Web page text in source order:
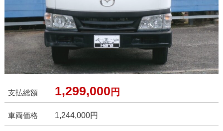
支払総額 1,299,000 円
車両価格 1,244,000円